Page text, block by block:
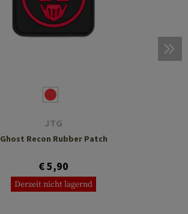
JTG
Ghost Recon Rubber Patch
€ 5,90
Derzeit nicht lagernd